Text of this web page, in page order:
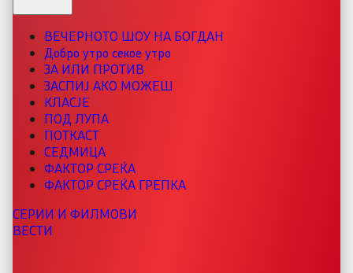
ВЕЧЕРНОТО ШОУ НА БОГДАН
Добро утро секое утро
ЗА ИЛИ ПРОТИВ
ЗАСПИЈ АКО МОЖЕШ
КЛАСЈЕ
ПОД ЛУПА
ПОТКАСТ
СЕДМИЦА
ФАКТОР СРЕЌА
ФАКТОР СРЕЌА ГРЕПКА
СЕРИИ И ФИЛМОВИ
ВЕСТИ